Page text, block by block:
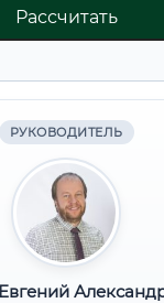
Рассчитать
РУКОВОДИТЕЛЬ